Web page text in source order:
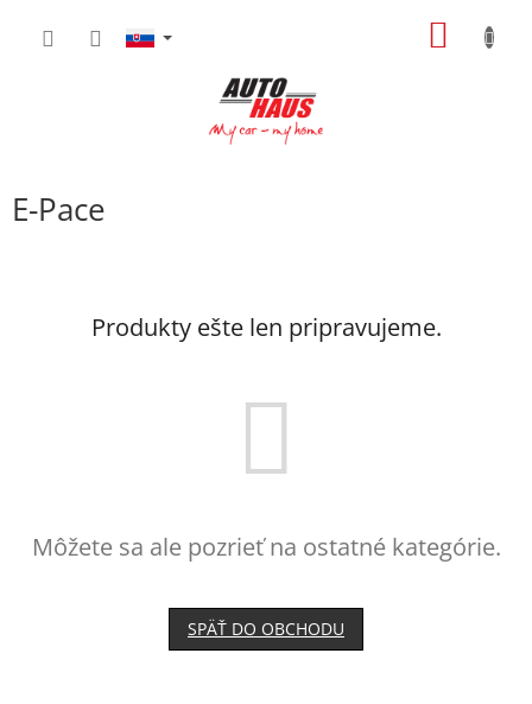
E-Pace
Produkty ešte len pripravujeme.
Môžete sa ale pozrieť na ostatné kategórie.
SPÄŤ DO OBCHODU